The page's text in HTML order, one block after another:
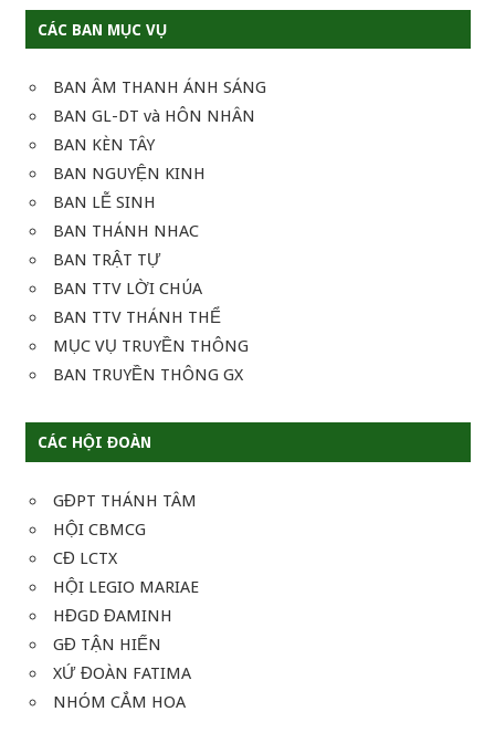
CÁC BAN MỤC VỤ
BAN ÂM THANH ÁNH SÁNG
BAN GL-DT và HÔN NHÂN
BAN KÈN TÂY
BAN NGUYỆN KINH
BAN LỄ SINH
BAN THÁNH NHAC
BAN TRẬT TỰ
BAN TTV LỜI CHÚA
BAN TTV THÁNH THỂ
MỤC VỤ TRUYỀN THÔNG
BAN TRUYỀN THÔNG GX
CÁC HỘI ĐOÀN
GĐPT THÁNH TÂM
HỘI CBMCG
CĐ LCTX
HỘI LEGIO MARIAE
HĐGD ĐAMINH
GĐ TẬN HIẾN
XỨ ĐOÀN FATIMA
NHÓM CẮM HOA